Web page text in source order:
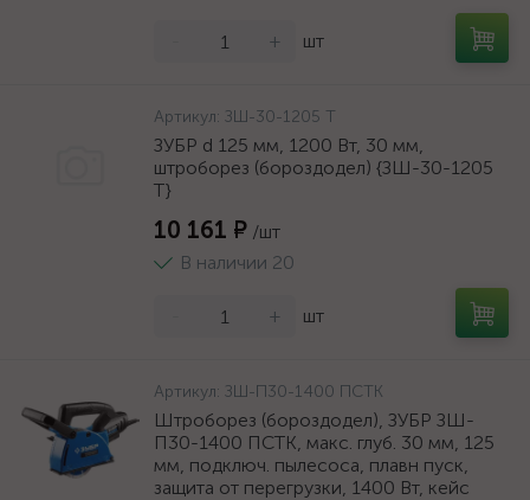
+ шт
Артикул: ЗШ-30-1205 Т
ЗУБР d 125 мм, 1200 Вт, 30 мм,
штроборез (бороздодел) {ЗШ-30-1205
Т}
10 161 ₽ /шт
В наличии 20
+ шт
Артикул: ЗШ-П30-1400 ПСТК
Штроборез (бороздодел), ЗУБР ЗШ-
П30-1400 ПСТК, макс. глуб. 30 мм, 125
мм, подключ. пылесоса, плавн пуск,
защита от перегрузки, 1400 Вт, кейс